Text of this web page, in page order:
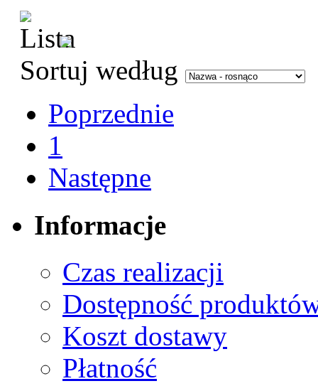
Sortuj według
Poprzednie
1
Następne
Informacje
Czas realizacji
Dostępność
Koszt dostawy
Płatność